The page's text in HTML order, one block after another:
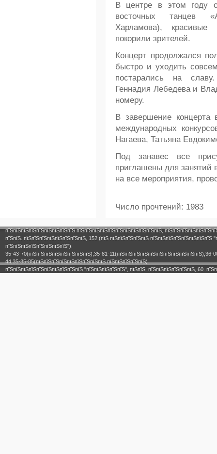
В центре в этом году
восточных танцев
Харламова),
покорили зрителей.
Концерт продолжался
быстро и уходить
постарались на
Геннадия Лебедева и
номеру.
В завершение концерта
международных
Нагаева, Татьяна
Под занавес все
приглашены для занятий
на все мероприятия,
Число прочтений: 1983
пїЅпїЅпїЅпїЅпїЅпїЅпїЅпїЅпїЅ пїЅпїЅпїЅпїЅпїЅпїЅпїЅпїЅпїЅпїЅпїЅ,
пїЅпїЅ. пїЅпїЅпїЅпїЅпїЅпїЅпїЅпїЅ, 152 (пїЅ пїЅпїЅпїЅпїЅпїЅ пїЅпїЅпїЅпїЅпїЅпїЅпїЅпїЅ
пїЅпїЅпїЅпїЅпїЅпїЅпїЅпїЅ").
35-43-70(пїЅпїЅпїЅпїЅпїЅпїЅпїЅпїЅ),35-81-
44,35-85-85(пїЅпїЅпїЅпїЅпїЅпїЅпїЅпїЅпїЅ пїЅпїЅпїЅпїЅпїЅ)
пїЅпїЅпїЅпїЅпїЅпїЅпїЅпїЅпїЅпїЅ "пїЅпїЅпїЅпїЅпїЅ", пїЅпїЅ. пїЅпїЅпїЅпїЅпїЅпїЅ, 60.